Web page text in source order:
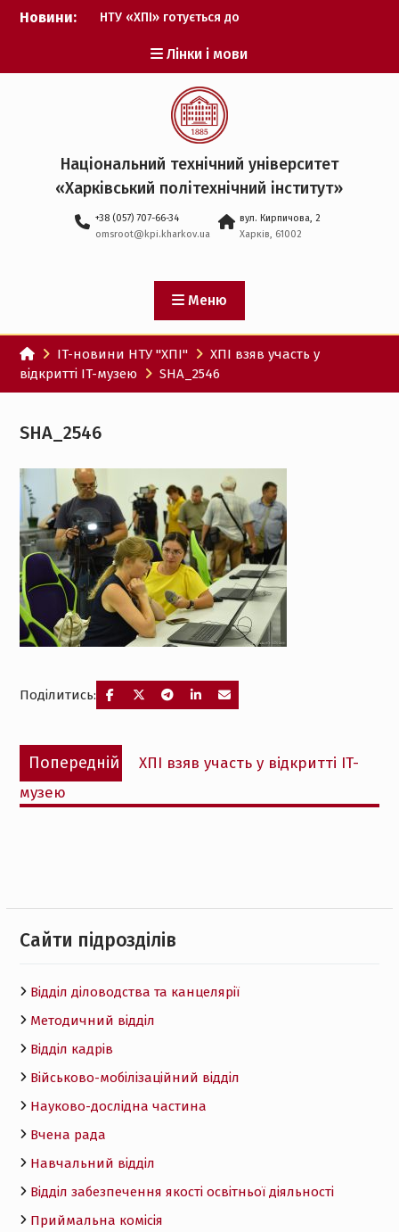
Перейти
Новини:
НТУ «ХПІ» готується до
Музичні таланти ХПІ
запрошуються на
Всеукраїнський
фестиваль «Червона
рута – 2027»
ХПІ уклав угоду про
партнерство з ДержНДІ
технологій кібербезпеки
Головнокомандувачем
Збройних Сил України
участю ХПІ обговорили
перспективи українсько-
іспанського
технологічного
партнерства
Лінки і мови
Національний технічний університет
«Харківський політехнічний iнститут»
+38 (057) 707-66-34
omsroot@kpi.kharkov.ua
вул. Кирпичова, 2
Харків, 61002
Меню
IT-новини НТУ "ХПІ"
ХПІ взяв участь у
відкритті IT-музею
SHA_2546
SHA_2546
Поділитись:
Навігація
записів
Попередній
Попередній
запис:
ХПІ взяв участь у відкритті IT-
музею
Cайти підрозділів
Відділ діловодства та канцелярії
Методичний відділ
Відділ кадрів
Військово-мобілізаційний відділ
Науково-дослідна частина
Вчена рада
Навчальний відділ
Відділ забезпечення якості освітньої діяльності
Приймальна комісія